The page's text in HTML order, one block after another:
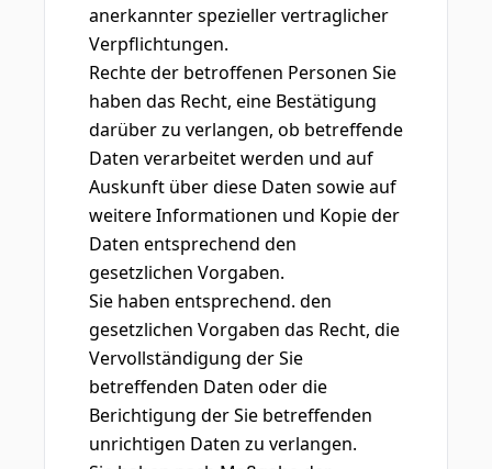
anerkannter spezieller vertraglicher
Verpflichtungen.
Rechte der betroffenen Personen Sie
haben das Recht, eine Bestätigung
darüber zu verlangen, ob betreffende
Daten verarbeitet werden und auf
Auskunft über diese Daten sowie auf
weitere Informationen und Kopie der
Daten entsprechend den
gesetzlichen Vorgaben.
Sie haben entsprechend. den
gesetzlichen Vorgaben das Recht, die
Vervollständigung der Sie
betreffenden Daten oder die
Berichtigung der Sie betreffenden
unrichtigen Daten zu verlangen.